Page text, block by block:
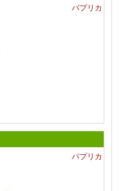
パプリカ
パプリカ